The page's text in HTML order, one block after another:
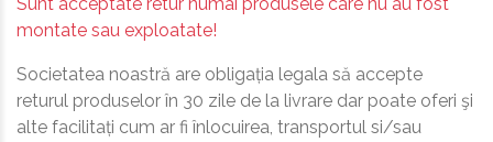
montate sau exploatate!
Societatea noastră are obligația legala să accepte
returul produselor în 30 zile de la livrare dar poate oferi şi
alte facilitați cum ar fi înlocuirea, transportul si/sau